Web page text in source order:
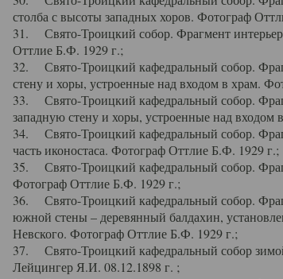
столба с высоты западных хоров. Фотограф
31. Свято-Троицкий собор. Фрагмент
Оттлие Б.Ф. 1929 г.;
32. Свято-Троицкий кафедральный собор.
стену и хоры, устроенные над входом в храм.
33. Свято-Троицкий кафедральный собор.
западную стену и хоры, устроенные над
34. Свято-Троицкий кафедральный собор.
часть иконостаса. Фотограф Оттлие Б.Ф. 1929 г.;
35. Свято-Троицкий кафедральный собор.
Фотограф Оттлие Б.Ф. 1929 г.;
36. Свято-Троицкий кафедральный собор.
южной стены – деревянный балдахин,
Невского. Фотограф Оттлие Б.Ф. 1929 г.;
37. Свято-Троицкий кафедральный собор
Лейцингер Я.И. 08.12.1898 г. ;